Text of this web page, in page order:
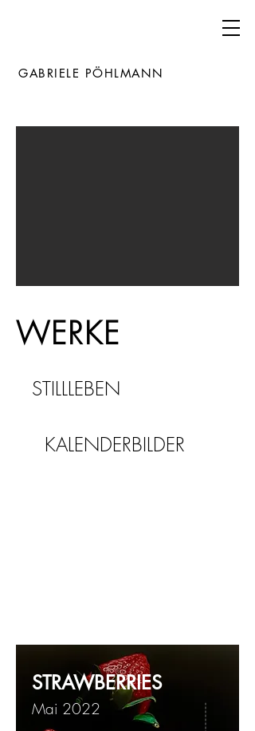
GABRIELE PÖHLMANN
WERKE
STILLLEBEN
KALENDERBILDER
STRAWBERRIES
Mai 2022